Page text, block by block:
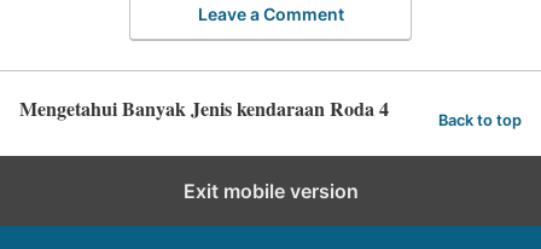
Leave a Comment
Mengetahui Banyak Jenis kendaraan Roda 4 Back to top
Exit mobile version